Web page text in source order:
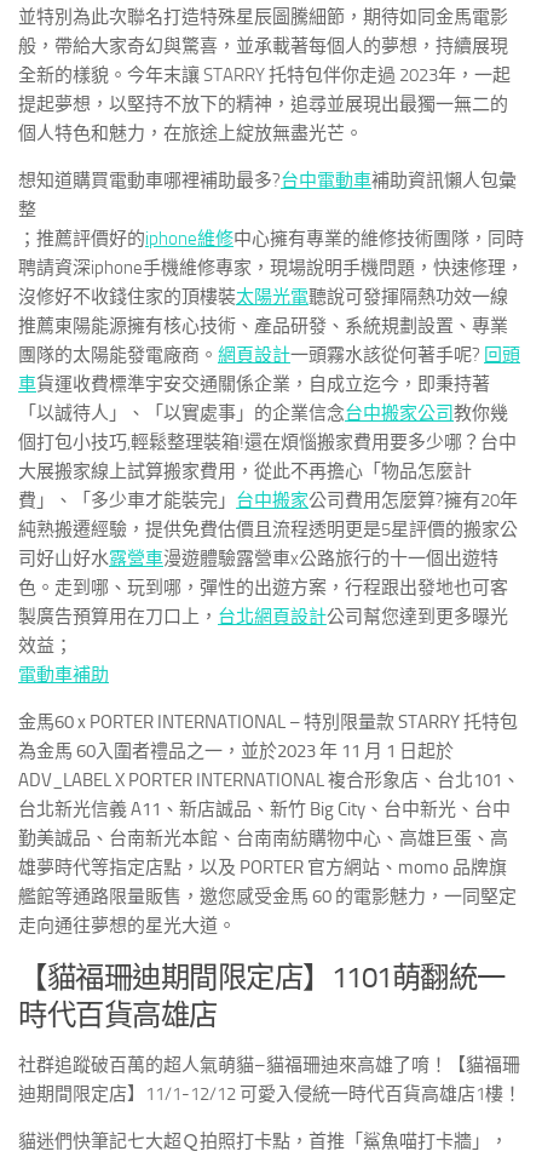
並特別為此次聯名打造特殊星辰圖騰細節，期待如同金馬電影
般，帶給大家奇幻與驚喜，並承載著每個人的夢想，持續展現
全新的樣貌。今年末讓STARRY托特包伴你走過 2023年，一起
提起夢想，以堅持不放下的精神，追尋並展現出最獨一無二的
個人特色和魅力，在旅途上綻放無盡光芒。
想知道購買電動車哪裡補助最多?台中電動車補助資訊懶人包彙
整
；推薦評價好的iphone維修中心擁有專業的維修技術團隊，同時
聘請資深iphone手機維修專家，現場說明手機問題，快速修理，
沒修好不收錢住家的頂樓裝太陽光電聽說可發揮隔熱功效一線
推薦東陽能源擁有核心技術、產品研發、系統規劃設置、專業
團隊的太陽能發電廠商。 網頁設計一頭霧水該從何著手呢? 回頭
車貨運收費標準宇安交通關係企業，自成立迄今，即秉持著
「以誠待人」、「以實處事」的企業信念台中搬家公司教你幾
個打包小技巧,輕鬆整理裝箱!還在煩惱搬家費用要多少哪？台中
大展搬家線上試算搬家費用，從此不再擔心「物品怎麼計
費」、「多少車才能裝完」 台中搬家公司費用怎麼算?擁有20年
純熟搬遷經驗，提供免費估價且流程透明更是5星評價的搬家公
司好山好水露營車漫遊體驗露營車x公路旅行的十一個出遊特
色。走到哪、玩到哪，彈性的出遊方案，行程跟出發地也可客
製廣告預算用在刀口上， 台北網頁設計公司幫您達到更多曝光
效益；
電動車補助
金馬60 x PORTER INTERNATIONAL – 特別限量款 STARRY 托特包
為金馬 60入圍者禮品之一，並於2023 年 11 月 1 日起於
ADV_LABEL X PORTER INTERNATIONAL 複合形象店、台北101、
台北新光信義 A11、新店誠品、新竹 Big City、台中新光、台中
勤美誠品、台南新光本館、台南南紡購物中心、高雄巨蛋、高
雄夢時代等指定店點，以及 PORTER 官方網站、momo 品牌旗
艦館等通路限量販售，邀您感受金馬 60 的電影魅力，一同堅定
走向通往夢想的星光大道。
【貓福珊迪期間限定店】1101萌翻統一
時代百貨高雄店
社群追蹤破百萬的超人氣萌貓–貓福珊迪來高雄了唷！【貓福珊
迪期間限定店】
11/1-12/12可愛入侵統一時代百貨高雄店1樓！
貓迷們快筆記七大超Ｑ拍照打卡點，首推「鯊魚喵打卡牆」，